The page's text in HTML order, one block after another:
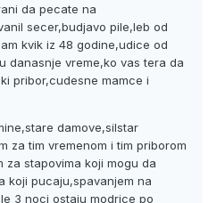
da pecate na
secer,budjavo pile,leb od
kvik iz 48 godine,udice od
danasnje vreme,ko vas tera da
pribor,cudesne mamce i
damove,silstar
za tim vremenom i tim priborom
za stapovima koji mogu da
koji pucaju,spavanjem na
3 noci ostaju modrice po